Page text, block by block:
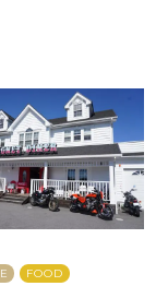
FOOD